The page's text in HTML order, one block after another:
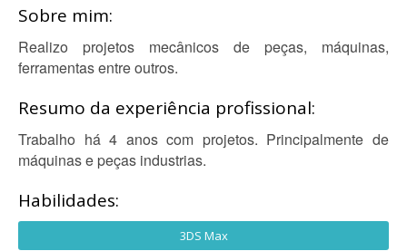
Sobre mim:
Realizo projetos mecânicos de peças, máquinas,
ferramentas entre outros.
Resumo da experiência profissional:
Trabalho há 4 anos com projetos. Principalmente de
máquinas e peças industrias.
Habilidades:
3DS Max